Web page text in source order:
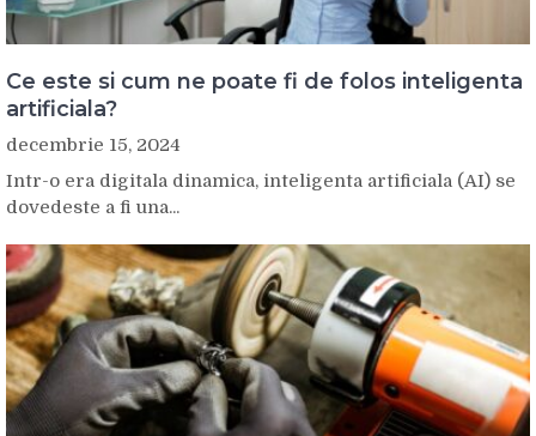
Ce este si cum ne poate fi de folos inteligenta
artificiala?
decembrie 15, 2024
Intr-o era digitala dinamica, inteligenta artificiala (AI) se
dovedeste a fi una...